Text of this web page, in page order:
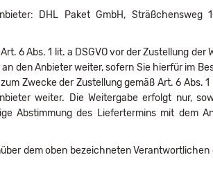
DHL Paket GmbH, Sträßchensweg
6 Abs. 1 lit. a DSGVO vor der Zustellung der
den Anbieter weiter, sofern Sie hierfür im
Zwecke der Zustellung gemäß Art. 6 Abs. 1
weiter. Die Weitergabe erfolgt nur,
Abstimmung des Liefertermins mit dem
dem oben bezeichneten Verantwortlichen